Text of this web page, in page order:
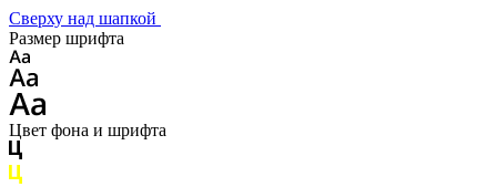
Сверху над шапкой
Размер шрифта
Цвет фона и шрифта